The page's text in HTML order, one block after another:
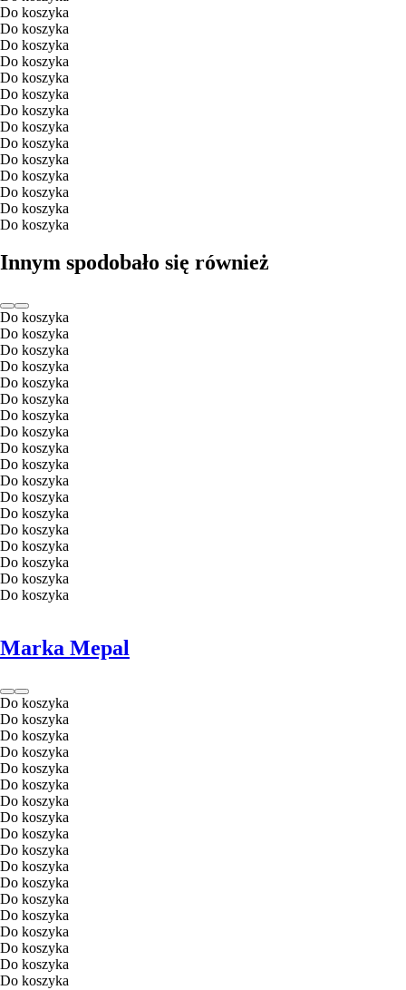
Do koszyka
Do koszyka
Do koszyka
Do koszyka
Do koszyka
Do koszyka
Do koszyka
Do koszyka
Do koszyka
Do koszyka
Do koszyka
Do koszyka
Do koszyka
Do koszyka
Innym spodobało się również
Do koszyka
Do koszyka
Do koszyka
Do koszyka
Do koszyka
Do koszyka
Do koszyka
Do koszyka
Do koszyka
Do koszyka
Do koszyka
Do koszyka
Do koszyka
Do koszyka
Do koszyka
Do koszyka
Do koszyka
Do koszyka
Marka Mepal
Do koszyka
Do koszyka
Do koszyka
Do koszyka
Do koszyka
Do koszyka
Do koszyka
Do koszyka
Do koszyka
Do koszyka
Do koszyka
Do koszyka
Do koszyka
Do koszyka
Do koszyka
Do koszyka
Do koszyka
Do koszyka